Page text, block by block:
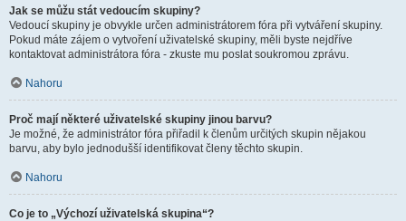
Jak se můžu stát vedoucím skupiny?
Vedoucí skupiny je obvykle určen administrátorem fóra při vytváření skupiny.
Pokud máte zájem o vytvoření uživatelské skupiny, měli byste nejdříve
kontaktovat administrátora fóra - zkuste mu poslat soukromou zprávu.
Nahoru
Proč mají některé uživatelské skupiny jinou barvu?
Je možné, že administrátor fóra přiřadil k členům určitých skupin nějakou
barvu, aby bylo jednodušší identifikovat členy těchto skupin.
Nahoru
Co je to „Výchozí uživatelská skupina“?